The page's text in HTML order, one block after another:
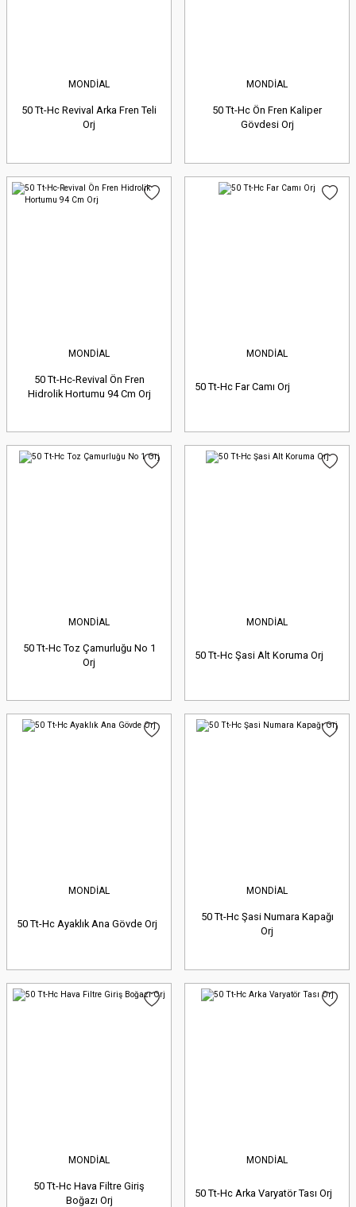
MONDİAL
50 Tt-Hc Revival Arka Fren Teli
Orj
MONDİAL
50 Tt-Hc Ön Fren Kaliper
Gövdesi Orj
MONDİAL
50 Tt-Hc-Revival Ön Fren
Hidrolik Hortumu 94 Cm Orj
MONDİAL
50 Tt-Hc Far Camı Orj
MONDİAL
50 Tt-Hc Toz Çamurluğu No 1
Orj
MONDİAL
50 Tt-Hc Şasi Alt Koruma Orj
MONDİAL
50 Tt-Hc Ayaklık Ana Gövde Orj
MONDİAL
50 Tt-Hc Şasi Numara Kapağı
Orj
MONDİAL
50 Tt-Hc Hava Filtre Giriş
Boğazı Orj
MONDİAL
50 Tt-Hc Arka Varyatör Tası Orj